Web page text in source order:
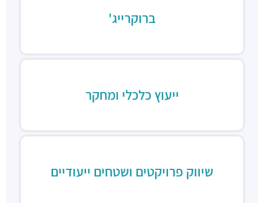
ברוקרייג'
ייעוץ כלכלי ומחקר
שיווק פרויקטים ושטחים ייעודיים